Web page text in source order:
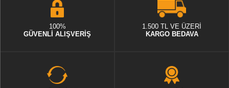
100%
GÜVENLİ ALIŞVERİŞ
1.500 TL VE ÜZERİ
KARGO BEDAVA